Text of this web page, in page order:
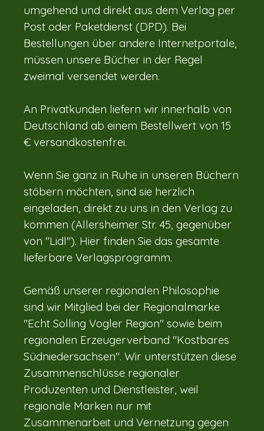
umgehend und direkt aus dem Verlag per
Post oder Paketdienst (DPD). Bei
Bestellungen über andere Internetportale,
müssen unsere Bücher in der Regel
zweimal versendet werden.
An Privatkunden liefern wir innerhalb von
Deutschland ab einem Bestellwert von 15
€ versandkostenfrei.
Wenn Sie ganz in Ruhe in unseren Büchern
stöbern möchten, sind sie herzlich
eingeladen, direkt zu uns in den Verlag zu
kommen (Allersheimer Str. 45, gegenüber
von "Lidl"). Hier finden Sie das gesamte
lieferbare Verlagsprogramm.
Gemäß unserer regionalen Philosophie
sind wir Mitglied bei der Regionalmarke
"Echt Solling Vogler Region" sowie beim
regionalen Erzeugerverband "Kostbares
Südniedersachsen". Wir unterstützen diese
Zusammenschlüsse regionaler
Produzenten und Dienstleister, weil
regionale Marken nur mit
Zusammenarbeit und Vernetzung gegen